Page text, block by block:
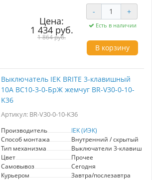
спутниковых антенн в вашем доме. Модель
выделяется современным дизайном в цвете
жемчуг, который гармонично вписывается в
любой интерьер. Преимущества данной
розетки включают возможность
одновременного подключения телевидения и
спутникового оборудования, что обеспечивает
Высококачественные материалы гарантируют
долговечность и надежность в эксплуатации.
Простота установки и удобство в
использовании делают её отличным выбором
как для профессиональных электриков, так и
для домашних мастеров. Выбирая IEK BRITE, вы
получаете не только стильный элемент
интерьера, но и высокоэффективное решение
для ваших мультимедийных потребностей.
Цена:
1 434 руб.
1 864 руб.
- +
Есть в наличии
В корзину
Выключатель IEK BRITE 3-клавишный
10А ВС10-3-0-БрЖ жемчуг BR-V30-0-10-
K36
Артикул: BR-V30-0-10-K36
Производитель
IEK (ИЭК)
Способ монтажа
Внутренний / скрытый
Тип механизма
Выключатели 3-
Цвет
Прочее
Самовывоз
Сегодня
Курьером
Завтра/послезавтра